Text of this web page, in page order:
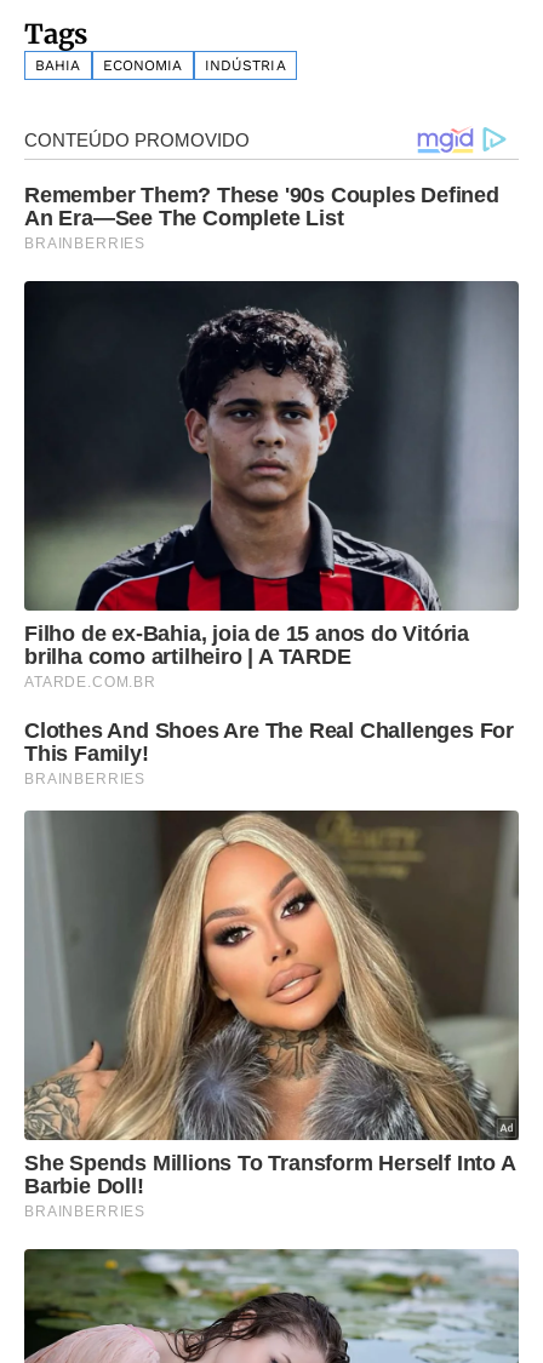
Tags
BAHIA ECONOMIA INDÚSTRIA